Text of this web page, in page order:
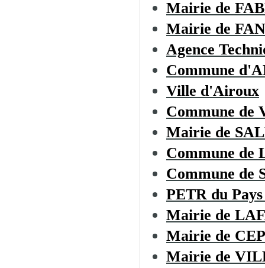
Mairie de
Mairie de
Agence
Commune
Ville d'Airoux
Commune
Mairie de
Commune de
Commune de
PETR du
Mairie de
Mairie de
Mairie de